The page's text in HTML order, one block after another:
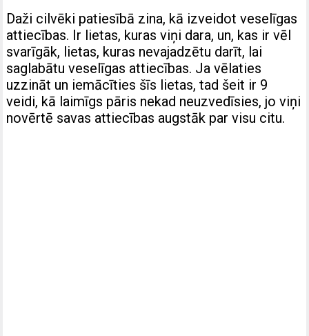
Daži cilvēki patiesībā zina, kā izveidot veselīgas
attiecības. Ir lietas, kuras viņi dara, un, kas ir vēl
svarīgāk, lietas, kuras nevajadzētu darīt, lai
saglabātu veselīgas attiecības. Ja vēlaties
uzzināt un iemācīties šīs lietas, tad šeit ir 9
veidi, kā laimīgs pāris nekad neuzvedīsies, jo viņi
novērtē savas attiecības augstāk par visu citu.